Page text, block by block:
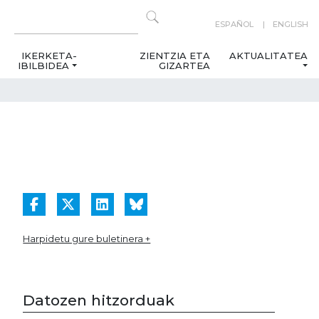
ESPAÑOL ENGLISH
IKERKETA-
IBILBIDEA
ZIENTZIA ETA
GIZARTEA
AKTUALITATEA
Harpidetu gure buletinera +
Datozen hitzorduak